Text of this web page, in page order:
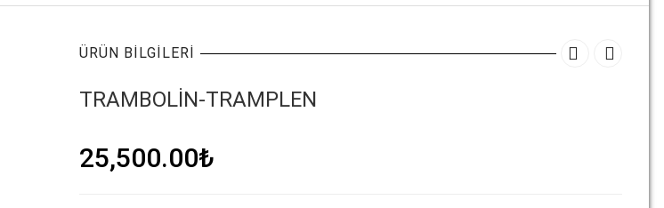
ÜRÜN BILGILERI
TRAMBOLİN-TRAMPLEN
25,500.00₺